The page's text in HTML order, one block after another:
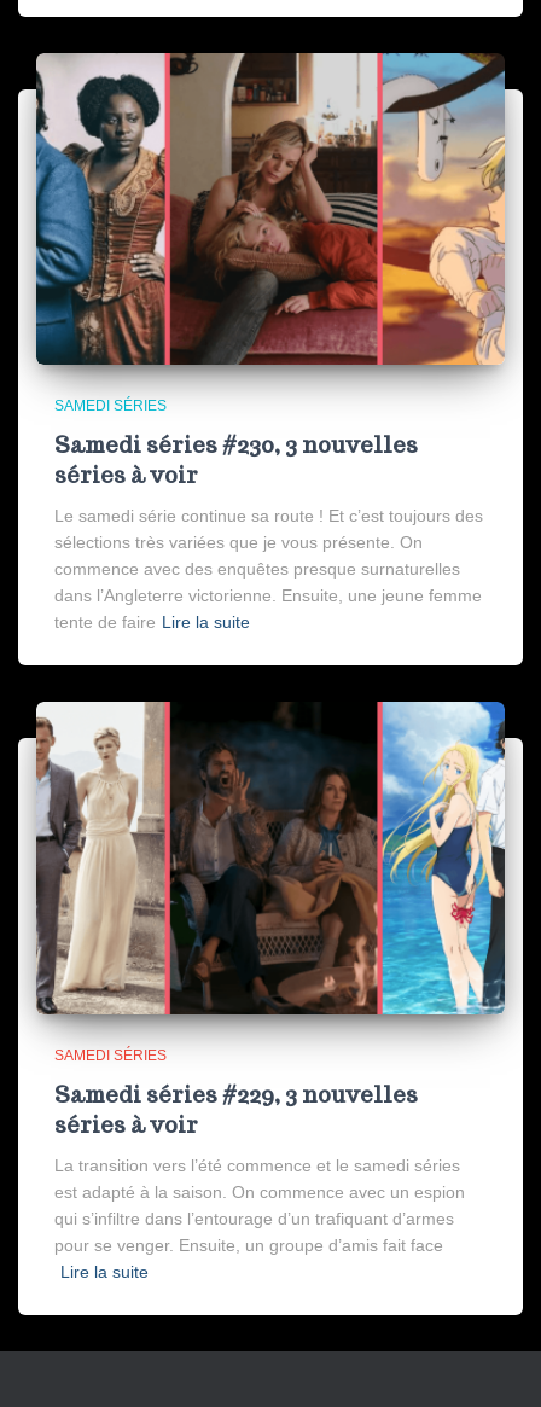
SAMEDI SÉRIES
Samedi séries #230, 3 nouvelles
séries à voir
Le samedi série continue sa route ! Et c’est toujours des
sélections très variées que je vous présente. On
commence avec des enquêtes presque surnaturelles
dans l’Angleterre victorienne. Ensuite, une jeune femme
tente de faire Lire la suite
SAMEDI SÉRIES
Samedi séries #229, 3 nouvelles
séries à voir
La transition vers l’été commence et le samedi séries
est adapté à la saison. On commence avec un espion
qui s’infiltre dans l’entourage d’un trafiquant d’armes
pour se venger. Ensuite, un groupe d’amis fait face
Lire la suite